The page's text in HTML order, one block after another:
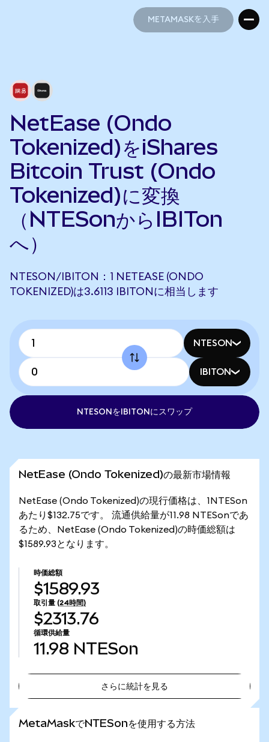
METAMASKを入手
NetEase (Ondo
Tokenized)をiShares
Bitcoin Trust (Ondo
Tokenized)に変換
（NTESonからIBITon
へ）
NTESON/IBITON：1 NETEASE (ONDO
TOKENIZED)は3.6113 IBITONに相当します
NTESON
IBITON
NTESONをIBITONにスワップ
NetEase (Ondo Tokenized)の最新市場情報
NetEase (Ondo Tokenized)の現行価格は、1NTESon
あたり$132.75です。 流通供給量が11.98 NTESonであ
るため、NetEase (Ondo Tokenized)の時価総額は
$1589.93となります。
時価総額
$1589.93
取引量 (24時間)
$2313.76
循環供給量
11.98 NTESon
さらに統計を見る
MetaMaskでNTESonを使用する方法